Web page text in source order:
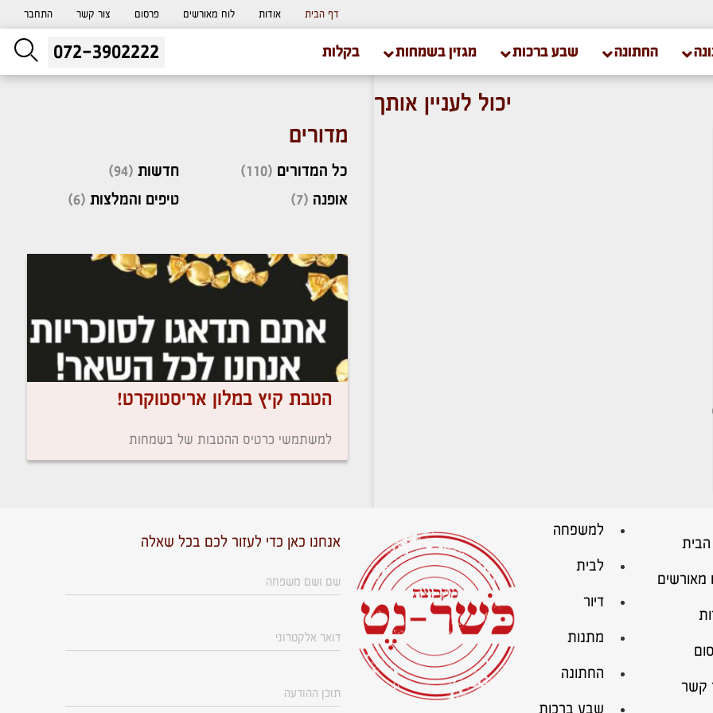
דף הבית אודות לוח מאורשים פרסום צור קשר התחבר
החתונה שבע ברכות מגזין בשמחות בקלות ליעוץ חינם
והזמנת כרטיס שמחות
072-3902222
יכול לעניין אותך
מדורים
כל המדורים (110)
אופנה (7)
חדשות (94)
טיפים והמלצות (6)
הטבת קיץ במלון אריסטוקרט!
למשתמשי כרטיס ההטבות של בשמחות
מאורשים
קשר
למשפחה
לבית
דיור
מתנות
החתונה
שבע ברכות
אנחנו כאן כדי לעזור לכם בכל שאלה